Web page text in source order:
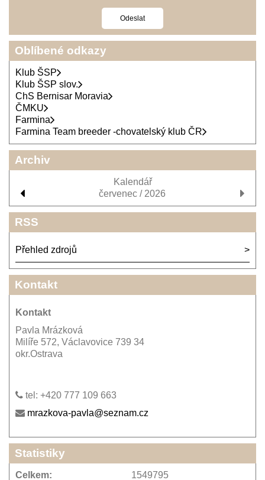
Oblíbené odkazy
Klub ŠSP
Klub ŠSP slov.
ChS Bernisar Moravia
ČMKU
Farmina
Farmina Team breeder -chovatelský klub ČR
Archiv
Kalendář
červenec / 2026
RSS
Přehled zdrojů
Kontakt
Kontakt
Pavla Mrázková
Milíře 572, Václavovice 739 34
okr.Ostrava
tel: +420 777 109 663
mrazkova-pavla@seznam.cz
Statistiky
Celkem: 1549795